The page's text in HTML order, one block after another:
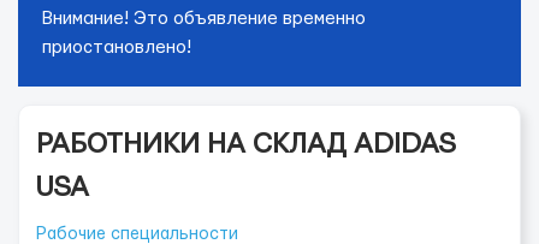
Внимание! Это объявление временно
приостановлено!
РАБОТНИКИ НА СКЛАД ADIDAS
USA
Рабочие специальности